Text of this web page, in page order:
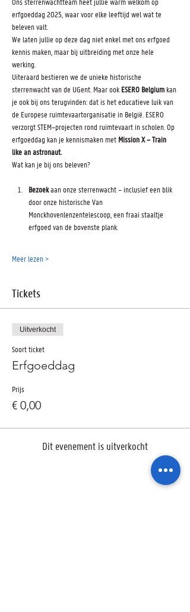
erfgoeddag 2025, waar voor elke leeftijd wel wat te
beleven valt.
We laten jullie op deze dag niet enkel met ons erfgoed
kennis maken, maar bij uitbreiding met onze hele
werking.
Uiteraard bestieren we de unieke historische
sterrenwacht van de UGent. Maar ook ESERO Belgium kan
je ook bij ons terugvinden: dat is het educatieve luik van
de Europese ruimtevaartorganisatie in België. ESERO
verzorgt STEM–projecten rond ruimtevaart in scholen. Op
erfgoeddag kan je kennismaken met Mission X – Train
like an astronaut.
Wat kan je bij ons beleven?
Bezoek aan onze sterrenwacht – inclusief een blik
door onze historische Van
Monckhovenlenzentelescoop, een fraai staaltje
erfgoed van de bovenste plank.
Meer lezen >
Tickets
Uitverkocht
Soort ticket
Erfgoeddag
Prijs
€ 0,00
Dit evenement is uitverkocht